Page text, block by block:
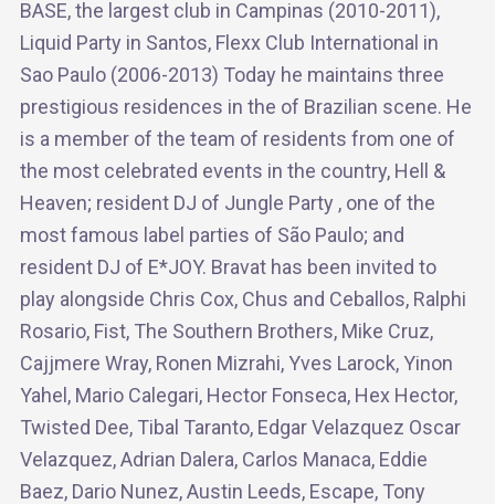
BASE, the largest club in Campinas (2010-2011),
Liquid Party in Santos, Flexx Club International in
Sao Paulo (2006-2013) Today he maintains three
prestigious residences in the of Brazilian scene. He
is a member of the team of residents from one of
the most celebrated events in the country, Hell &
Heaven; resident DJ of Jungle Party , one of the
most famous label parties of São Paulo; and
resident DJ of E*JOY. Bravat has been invited to
play alongside Chris Cox, Chus and Ceballos, Ralphi
Rosario, Fist, The Southern Brothers, Mike Cruz,
Cajjmere Wray, Ronen Mizrahi, Yves Larock, Yinon
Yahel, Mario Calegari, Hector Fonseca, Hex Hector,
Twisted Dee, Tibal Taranto, Edgar Velazquez Oscar
Velazquez, Adrian Dalera, Carlos Manaca, Eddie
Baez, Dario Nunez, Austin Leeds, Escape, Tony